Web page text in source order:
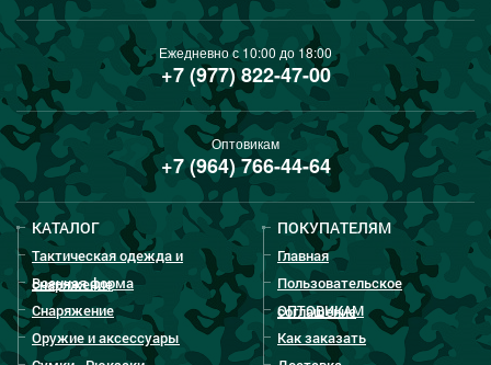
Ежедневно с 10:00 до 18:00
+7 (977) 822-47-00
Оптовикам
+7 (964) 766-44-64
КАТАЛОГ
Тактическая одежда и
снаряжение
Военная форма
Снаряжение
Оружие и аксессуары
ПОКУПАТЕЛЯМ
Главная
Пользовательское
соглашение
ОПТОВИКАМ
Как заказать